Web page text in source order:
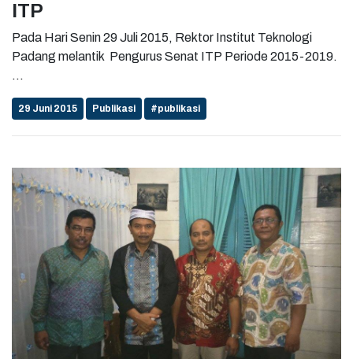
ITP
Pada Hari Senin 29 Juli 2015, Rektor Institut Teknologi
Padang melantik Pengurus Senat ITP Periode 2015-2019.
...
29 Juni 2015 Publikasi #publikasi